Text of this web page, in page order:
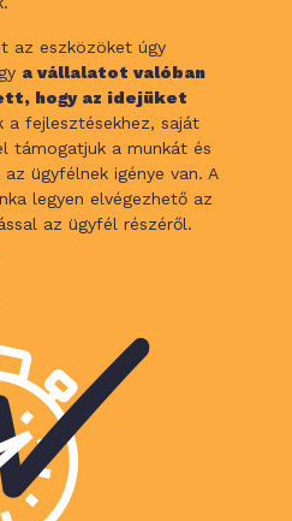
az eszközöket úgy
a vállalatot valóban
hogy az idejüket
a fejlesztésekhez, saját
támogatjuk a munkát és
ügyfélnek igénye van. A
legyen elvégezhető az
az ügyfél részéről.